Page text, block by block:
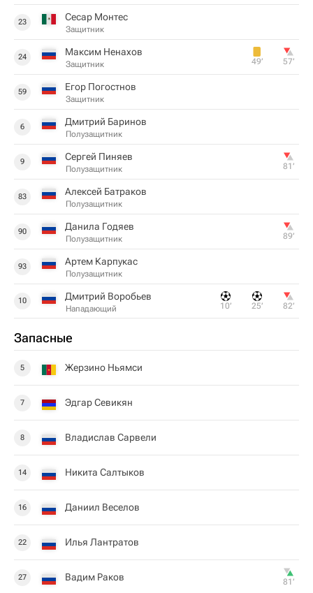
23 Сесар Монтес
Защитник
24 Максим Ненахов
Защитник 49‎’‎ 57‎’‎
59 Егор Погостнов
Защитник
6 Дмитрий Баринов
Полузащитник
9 Сергей Пиняев
Полузащитник 81‎’‎
83 Алексей Батраков
Полузащитник
90 Данила Годяев
Полузащитник 89‎’‎
93 Артем Карпукас
Полузащитник
10 Дмитрий Воробьев
Нападающий 10‎’‎ 25‎’‎ 82‎’‎
Запасные
5 Жерзино Ньямси
7 Эдгар Севикян
8 Владислав Сарвели
14 Никита Салтыков
16 Даниил Веселов
22 Илья Лантратов
27 Вадим Раков 81‎’‎